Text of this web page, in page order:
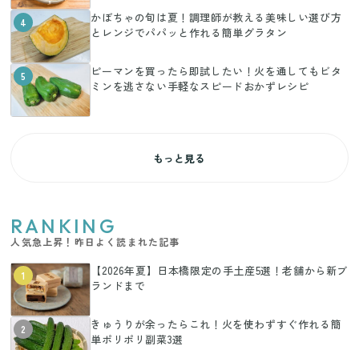
4
かぼちゃの旬は夏！調理師が教える美味しい選び方
とレンジでパパッと作れる簡単グラタン
5
ピーマンを買ったら即試したい！火を通してもビタ
ミンを逃さない手軽なスピードおかずレシピ
もっと見る
RANKING
人気急上昇！昨日よく読まれた記事
1
【2026年夏】日本橋限定の手土産5選！老舗から新ブ
ランドまで
2
きゅうりが余ったらこれ！火を使わずすぐ作れる簡
単ポリポリ副菜3選